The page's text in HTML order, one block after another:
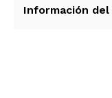
cuchillos
Información